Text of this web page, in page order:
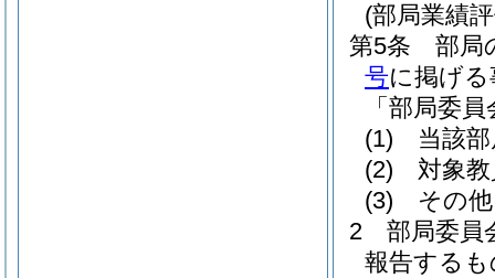
(部局業績
第5条
部局
号に掲げ
「部局委
(1)
当該
(2)
対象
(3)
その
2
部局委員
報告する